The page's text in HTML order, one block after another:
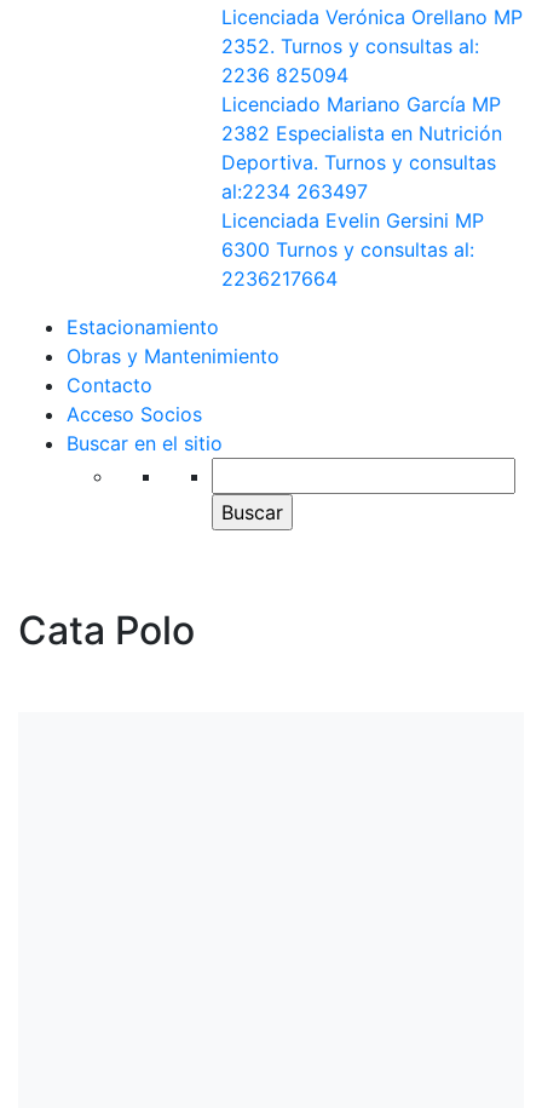
Licenciada Verónica Orellano MP
2352. Turnos y consultas al:
2236 825094
Licenciado Mariano García MP
2382 Especialista en Nutrición
Deportiva. Turnos y consultas
al:2234 263497
Licenciada Evelin Gersini MP
6300 Turnos y consultas al:
2236217664
Estacionamiento
Obras y Mantenimiento
Contacto
Acceso Socios
Buscar en el sitio
Cata Polo